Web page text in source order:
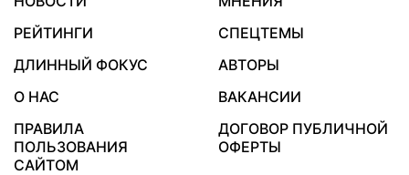
РЕЙТИНГИ
СПЕЦТЕМЫ
ДЛИННЫЙ ФОКУС
АВТОРЫ
О НАС
ВАКАНСИИ
ПРАВИЛА
ПОЛЬЗОВАНИЯ
САЙТОМ
ДОГОВОР ПУБЛИЧНОЙ
ОФЕРТЫ